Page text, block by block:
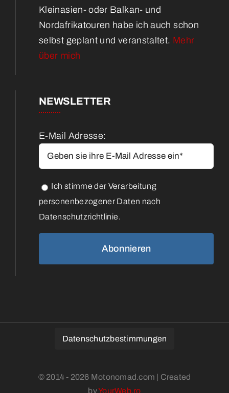
Kleinasien- oder Balkan- und
Nordafrikatouren habe ich auch schon
selbst geplant und veranstaltet. Mehr
über mich
NEWSLETTER
E-Mail Adresse:
Ich stimme der Verarbeitung
personenbezogener Daten nach
Datenschutzrichtlinie.
Datenschutzbestimmungen
© 2014 - 2026 Motonomad.com | Created
byYourWeb.ro